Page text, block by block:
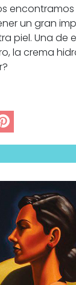
un gran
piel. Una de
la crema